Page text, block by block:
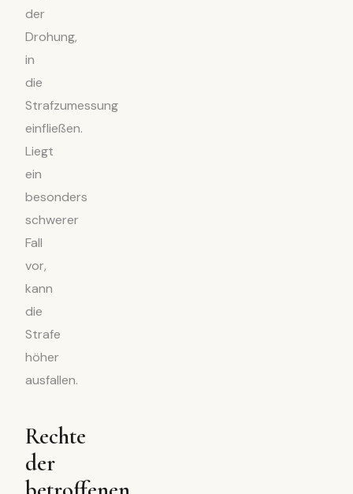
der
Drohung,
in
die
Strafzumessung
einfließen.
Liegt
ein
besonders
schwerer
Fall
vor,
kann
die
Strafe
höher
ausfallen.
Rechte
der